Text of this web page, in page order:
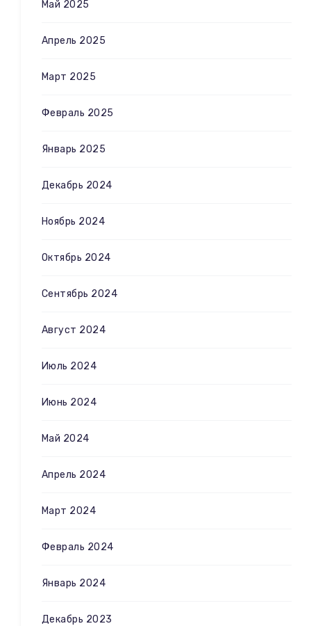
Май 2025
Апрель 2025
Март 2025
Февраль 2025
Январь 2025
Декабрь 2024
Ноябрь 2024
Октябрь 2024
Сентябрь 2024
Август 2024
Июль 2024
Июнь 2024
Май 2024
Апрель 2024
Март 2024
Февраль 2024
Январь 2024
Декабрь 2023